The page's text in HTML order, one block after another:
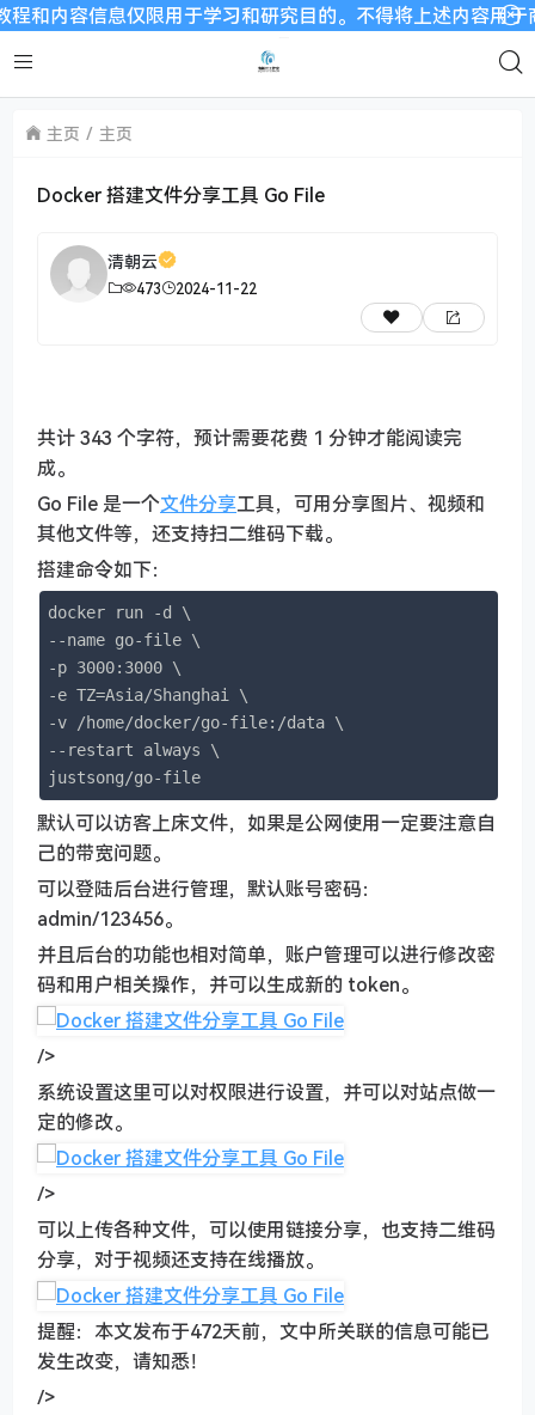
和内容信息仅限用于学习和研究目的。不得将上述内容用于
主页 主页
Docker 搭建文件分享工具 Go File
清朝云
473 2024-11-22
共计 343 个字符，预计需要花费 1 分钟才能阅读完
成。
Go File 是一个文件分享工具，可用分享图片、视频和
其他文件等，还支持扫二维码下载。
搭建命令如下：
docker run -d \
--name go-file \
-p 3000:3000 \
-e TZ=Asia/Shanghai \
-v /home/docker/go-file:/data \
--restart always \
justsong/go-file
默认可以访客上床文件，如果是公网使用一定要注意自
己的带宽问题。
可以登陆后台进行管理，默认账号密码：
admin/123456。
并且后台的功能也相对简单，账户管理可以进行修改密
码和用户相关操作，并可以生成新的 token。
/>
系统设置这里可以对权限进行设置，并可以对站点做一
定的修改。
/>
可以上传各种文件，可以使用链接分享，也支持二维码
分享，对于视频还支持在线播放。
提醒：本文发布于472天前，文中所关联的信息可能已
发生改变，请知悉！
/>